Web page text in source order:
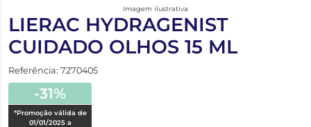
Imagem ilustrativa
LIERAC HYDRAGENIST
CUIDADO OLHOS 15 ML
Referência: 7270405
-31%
*Promoção válida de
01/01/2025 a